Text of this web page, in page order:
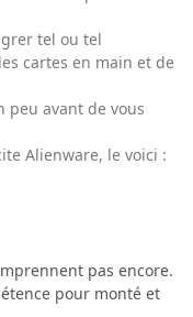
tel ou tel
cartes en main et de
peu avant de vous
Alienware, le voici :
pas encore.
pour monté et